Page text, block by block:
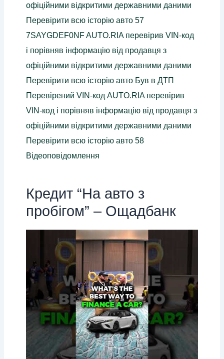
офіційними відкритими державними даними
Перевірити всю історію авто 57
7SAYGDEF0NF AUTO.RIA перевірив VIN-код
і порівняв інформацію від продавця з
офіційними відкритими державними даними
Перевірити всю історію авто Був в ДТП
Перевірений VIN-код AUTO.RIA перевірив
VIN-код і порівняв інформацію від продавця з
офіційними відкритими державними даними
Перевірити всю історію авто 58
Відеоповідомлення
Кредит “На авто з
пробігом” – Ощадбанк